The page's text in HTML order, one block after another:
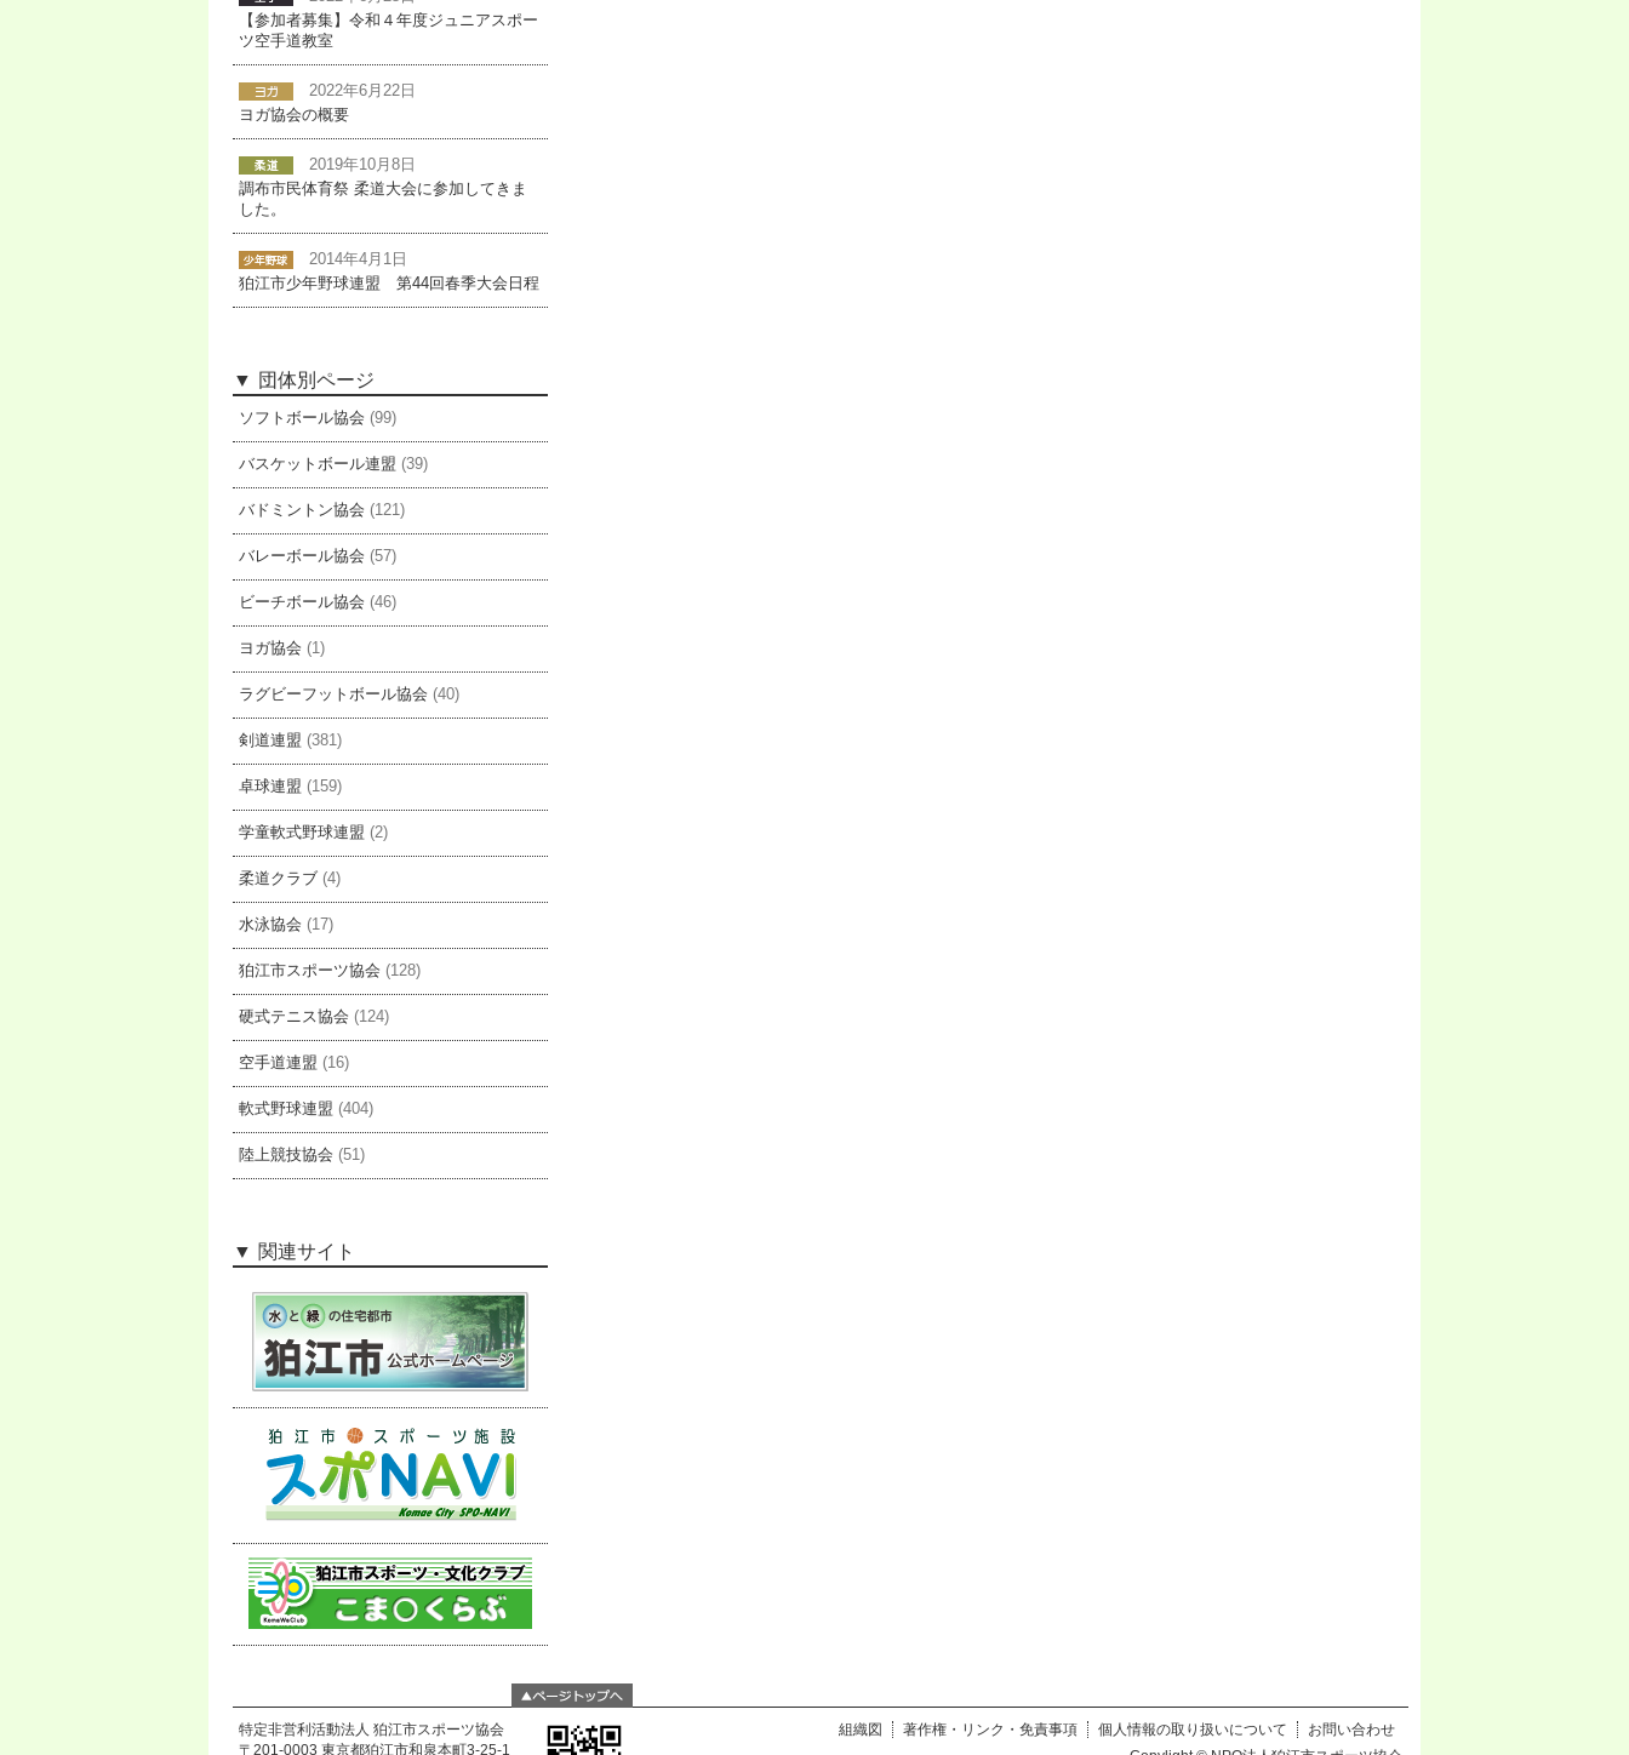
【参加者募集】令和４年度ジュニアスポー
ツ空手道教室
2022年6月22日
ヨガ協会の概要
2019年10月8日
調布市民体育祭 柔道大会に参加してきま
した。
2014年4月1日
狛江市少年野球連盟 第44回春季大会日程
団体別ページ
ソフトボール協会 (99)
バスケットボール連盟 (39)
バドミントン協会 (121)
バレーボール協会 (57)
ビーチボール協会 (46)
ヨガ協会 (1)
ラグビーフットボール協会 (40)
剣道連盟 (381)
卓球連盟 (159)
学童軟式野球連盟 (2)
柔道クラブ (4)
水泳協会 (17)
狛江市スポーツ協会 (128)
硬式テニス協会 (124)
空手道連盟 (16)
軟式野球連盟 (404)
陸上競技協会 (51)
関連サイト
特定非営利活動法人 狛江市スポーツ協会
〒201-0003 東京都狛江市和泉本町3-25-1
組織図 著作権・リンク・免責事項 個人情報の取り扱いについて
お問い合わせ